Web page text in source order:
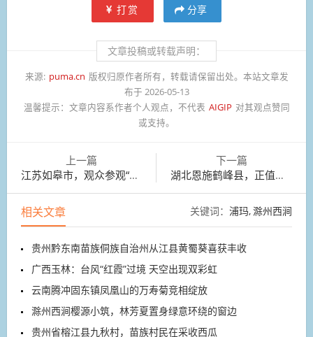
打赏 分享
文章投稿或转载声明：
来源: puma.cn 版权归原作者所有，转载请保留出处。本站文章发
布于 2026-05-13
温馨提示： 文章内容系作者个人观点，不代表 AIGIP 对其观点赞同
或支持。
上一篇
江苏如皋市，观众参观“工”小品盆景大展
下一篇
湖北恩施鹤峰县，正值高山野茶采收季
相关文章 关键词： 浦玛 滁州西涧
贵州黔东南苗族侗族自治州从江县黄蜀葵喜获丰收
广西玉林：台风“红霞”过境 天空出现双彩虹
云南腾冲固东镇凤凰山的万寿菊竞相绽放
滁州西涧樱源小筑，林芳夏置身绿意环绕的窗边
贵州省榕江县九秋村，苗族村民在采收西瓜